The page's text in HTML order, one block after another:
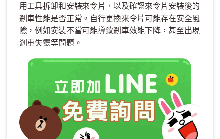
用工具拆卸和安裝來令片，以及確認來令片安裝後的
剎車性能是否正常。自行更換來令片可能存在安全風
險，例如安裝不當可能導致剎車效能下降，甚至出現
剎車失靈等問題。